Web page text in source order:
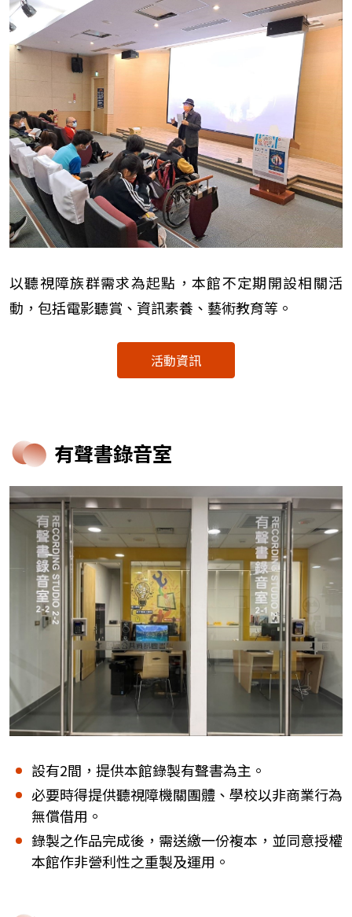
以聽視障族群需求為起點，本館不定期開設相關活
動，包括電影聽賞、資訊素養、藝術教育等。
活動資訊
有聲書錄音室
設有2間，提供本館錄製有聲書為主。
必要時得提供聽視障機關團體、學校以非商業行為
無償借用。
錄製之作品完成後，需送繳一份複本，並同意授權
本館作非營利性之重製及運用。